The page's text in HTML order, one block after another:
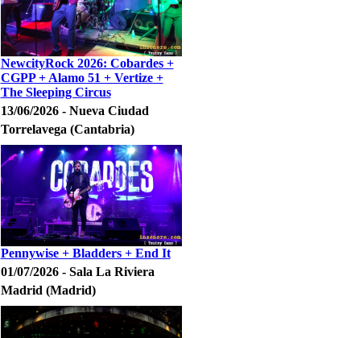
NewcityRock 2026: Cobardes +
CGPP + Alamo 51 + Vertize +
The Sleeping Circus
13/06/2026 - Nueva Ciudad
Torrelavega (Cantabria)
Pennywise + Bladders + End It
01/07/2026 - Sala La Riviera
Madrid (Madrid)